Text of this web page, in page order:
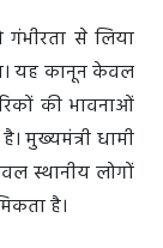
गंभीरता से लिया
यह कानून केवल
की भावनाओं
मुख्यमंत्री धामी
स्थानीय लोगों
है।